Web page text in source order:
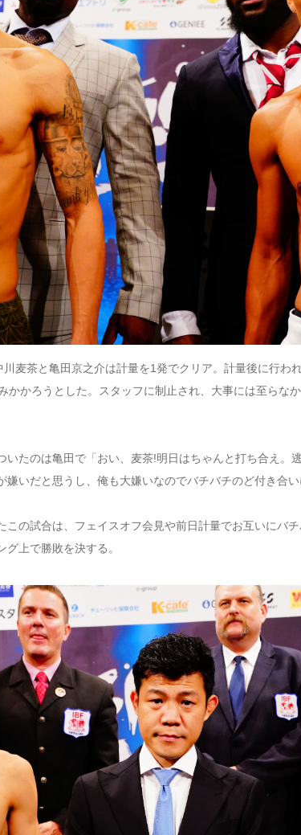
川麦茶と亀田京之介は計量を1発でクリア。計量後に行
かかろうとした。スタッフに制止され、大事には至らな
いたのは亀田で「おい、麦茶!明日はちゃんと打ち合え。
いだと思うし、俺も大嫌いなのでバチバチのど付き合
この試合は、フェイスオフ会見や前日計量でお互いにバ
上で勝敗を決する。